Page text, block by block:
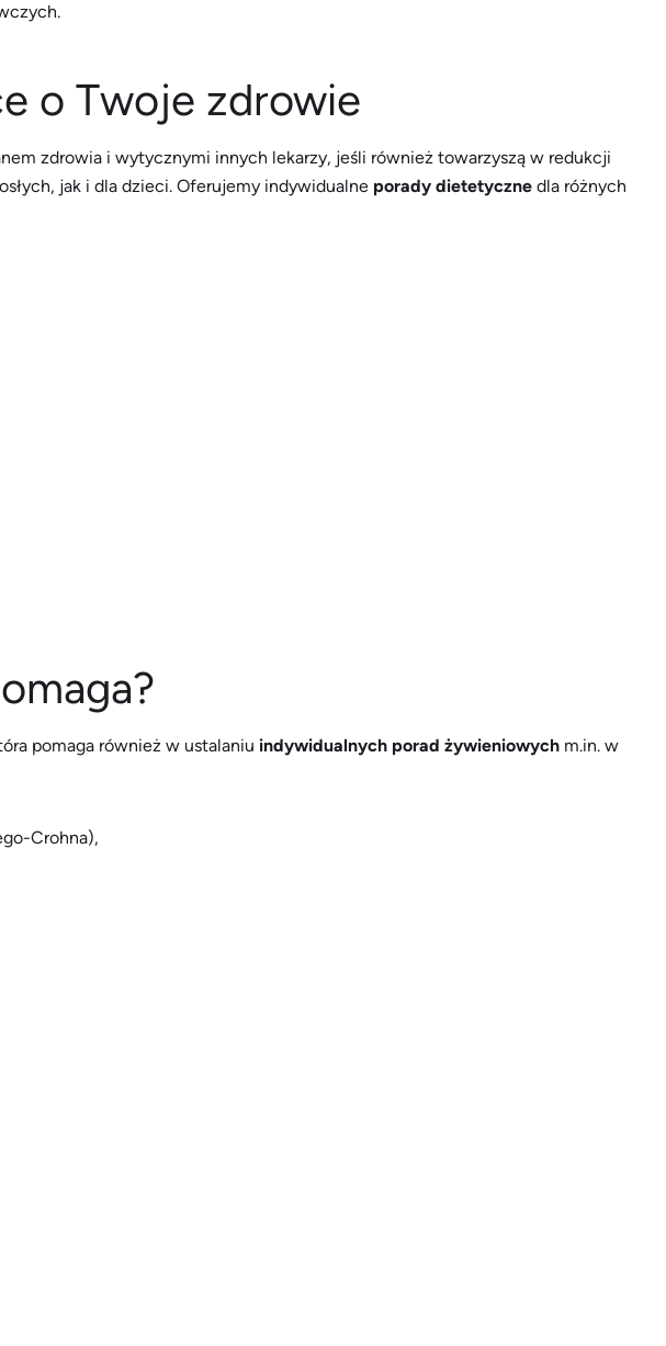
o Twoje zdrowie
zdrowia i wytycznymi innych lekarzy, jeśli również towarzyszą w redukcji
jak i dla dzieci. Oferujemy indywidualne porady dietetyczne dla różnych
pomaga również w ustalaniu indywidualnych porad żywieniowych m.in. w
Crohna),